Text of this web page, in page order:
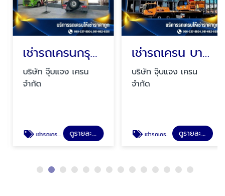
เช่ารถเครนกรุงเทพ
บริษัท จุ๊บแจง เครน
จำกัด
เช่ารถเครนกรุงเทพ ดูรายละเอียด
เช่ารถเครน บางบ่อ
บริษัท จุ๊บแจง เครน
จำกัด
เช่ารถเครนบางบ่อ ดูรายละเอียด